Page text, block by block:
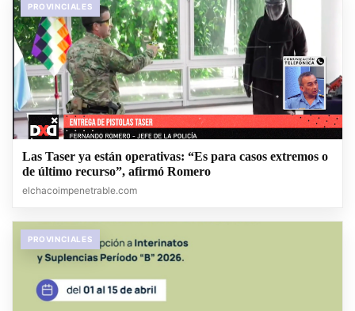
PROVINCIALES
Las Taser ya están operativas: “Es para casos extremos o
de último recurso”, afirmó Romero
elchacoimpenetrable.com
PROVINCIALES